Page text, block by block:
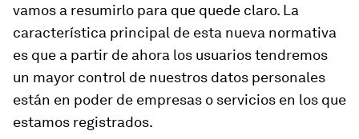
vamos a resumirlo para que quede claro. La
característica principal de esta nueva normativa
es que a partir de ahora los usuarios tendremos
un mayor control de nuestros datos personales
están en poder de empresas o servicios en los que
estamos registrados.